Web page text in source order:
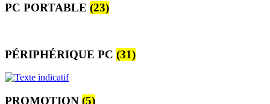
PC PORTABLE (23)
PÉRIPHÉRIQUE PC (31)
PROMOTION (5)